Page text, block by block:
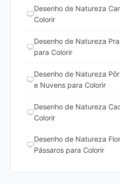
Desenho de Natureza
Colorir
Desenho de Natureza
para Colorir
Desenho de Natureza
e Nuvens para Colorir
Desenho de Natureza
Colorir
Desenho de Natureza
Pássaros para Colorir